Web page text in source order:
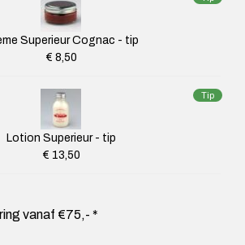
Superieur Cognac - tip
€ 8,50
Tip
Lotion Superieur - tip
€ 13,50
vanaf €75,- *